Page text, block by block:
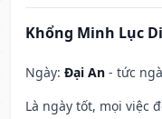
Khổng Minh Lục
Ngày: Đại An - tức
Là ngày tốt, mọi việc